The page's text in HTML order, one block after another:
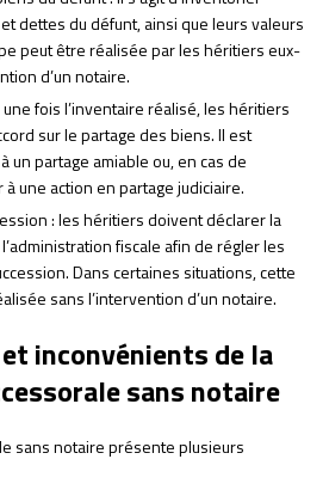
dettes du défunt, ainsi que leurs valeurs
peut être réalisée par les héritiers eux-
d’un notaire.
fois l’inventaire réalisé, les héritiers
sur le partage des biens. Il est
un partage amiable ou, en cas de
une action en partage judiciaire.
: les héritiers doivent déclarer la
fiscale afin de régler les
Dans certaines situations, cette
sans l’intervention d’un notaire.
inconvénients de la
sans notaire
sans notaire présente plusieurs